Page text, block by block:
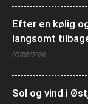
Efter en kølig
langsomt
07/08/2026
Sol og vind i